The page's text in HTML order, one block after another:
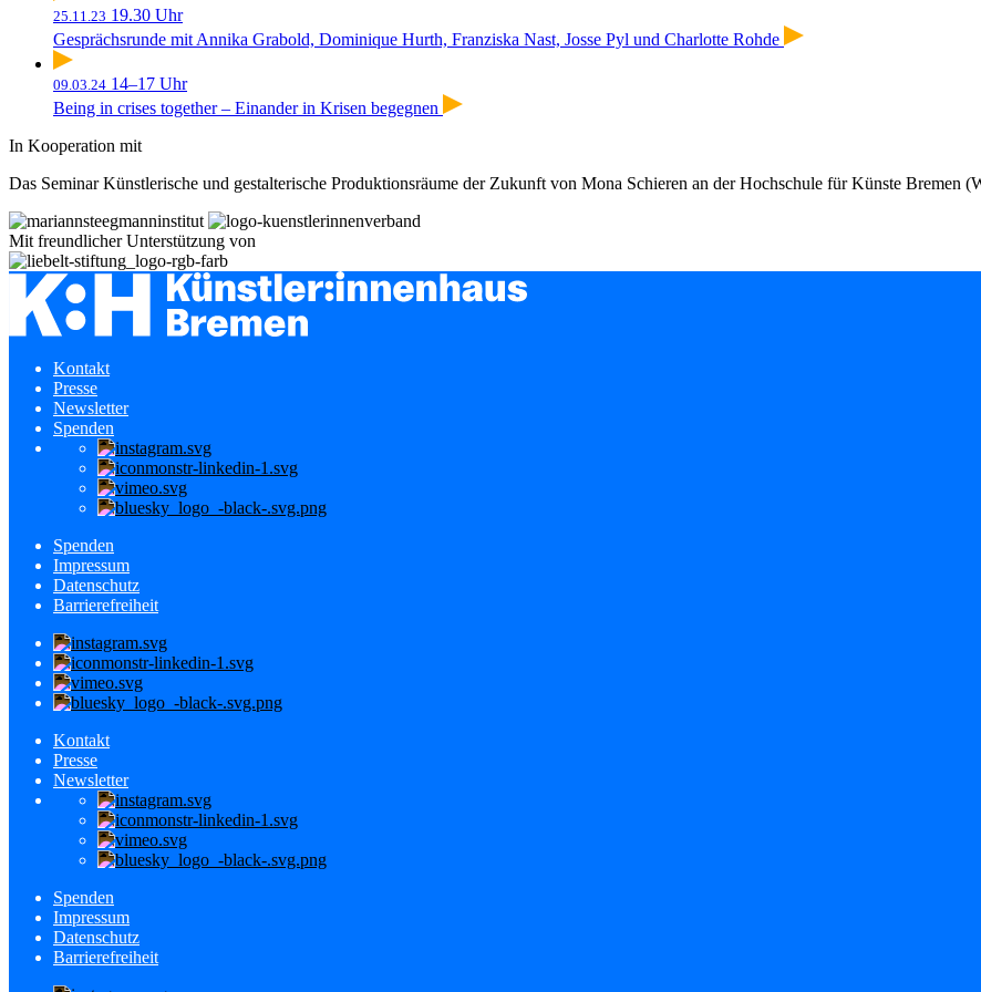
25.11.23 19.30 Uhr
Gesprächsrunde mit Annika Grabold, Dominique Hurth, Franziska Nast, Josse Pyl und Charlotte Rohde
09.03.24 14–17 Uhr
Being in crises together – Einander in Krisen begegnen
In Kooperation mit
Das Seminar Künstlerische und gestalterische Produktionsräume der Zukunft von Mona Schieren an der Hochschule für Künste Bremen
Mit freundlicher Unterstützung von
Kontakt
Presse
Newsletter
Spenden
Spenden
Impressum
Datenschutz
Barrierefreiheit
Kontakt
Presse
Newsletter
Spenden
Impressum
Datenschutz
Barrierefreiheit